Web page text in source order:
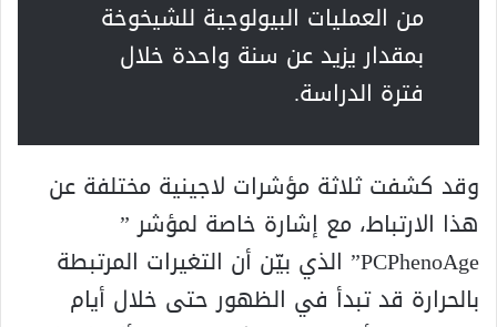
من العمليات البيولوجية للشيخوخة
بمقدار يزيد عن سنة واحدة خلال
فترة الدراسة.
وقد كشفت ثلاثة مؤشرات لاجينية مختلفة عن
هذا الارتباط، مع إشارة خاصة لمؤشر ”
PCPhenoAge” الذي بيّن أن التغيرات المرتبطة
بالحرارة قد تبدأ في الظهور حتى خلال أيام